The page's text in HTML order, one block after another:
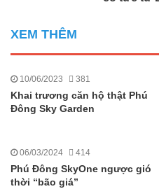
XEM THÊM
10/06/2023 381
Khai trương căn hộ thật Phú
Đông Sky Garden
06/03/2024 414
Phú Đông SkyOne ngược gió
thời “bão giá”